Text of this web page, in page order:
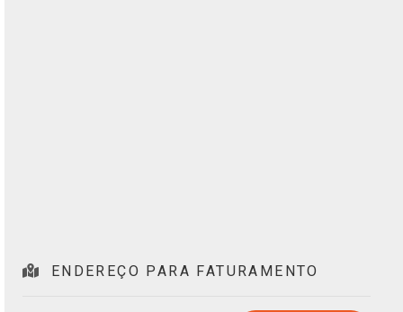
ENDEREÇO PARA FATURAMENTO